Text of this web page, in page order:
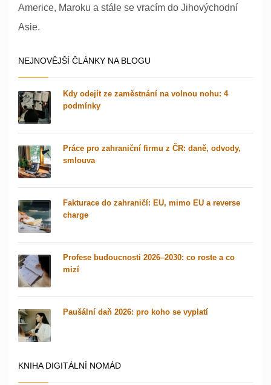
Americe, Maroku a stále se vracím do Jihovýchodní
Asie.
NEJNOVĚJŠÍ ČLÁNKY NA BLOGU
Kdy odejít ze zaměstnání na volnou nohu: 4
podmínky
Práce pro zahraniční firmu z ČR: daně, odvody,
smlouva
Fakturace do zahraničí: EU, mimo EU a reverse
charge
Profese budoucnosti 2026–2030: co roste a co
mizí
Paušální daň 2026: pro koho se vyplatí
KNIHA DIGITÁLNÍ NOMÁD